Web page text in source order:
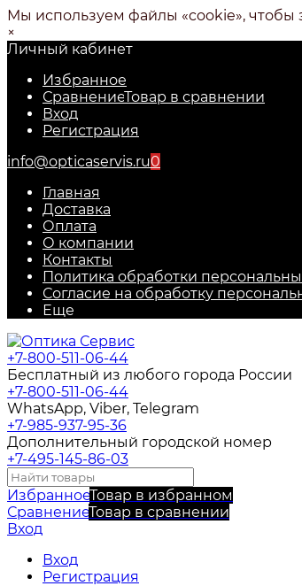
Мы используем файлы «cookie», чтобы
×
Личный кабинет
Избранное
СравнениеТовар в сравнении
Вход
Регистрация
info@opticaservis.ru0
Главная
Доставка
Оплата
О компании
Контакты
Политика обработки
Согласие на обработку
Еще
+7-800-511-06-44
Бесплатный из любого города России
+7-800-511-06-44
WhatsApp, Viber, Telegram
+7-985-937-95-36
Дополнительный городской номер
+7-495-145-86-03
ИзбранноеТовар в избранном
СравнениеТовар в сравнении
Вход
Вход
Регистрация